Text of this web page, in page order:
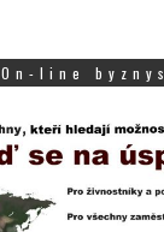
On-line byznys